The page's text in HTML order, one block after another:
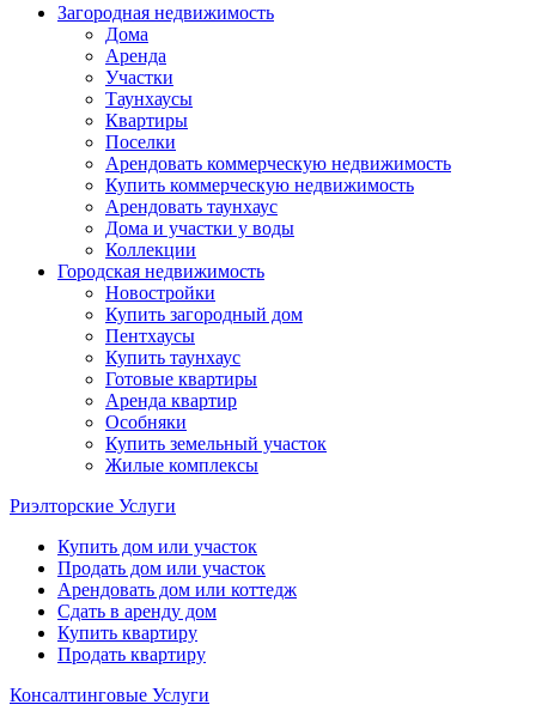
Загородная недвижимость
Дома
Аренда
Участки
Таунхаусы
Квартиры
Поселки
Арендовать коммерческую недвижимость
Купить коммерческую недвижимость
Арендовать таунхаус
Дома и участки у воды
Коллекции
Городская недвижимость
Новостройки
Купить загородный дом
Пентхаусы
Купить таунхаус
Готовые квартиры
Аренда квартир
Особняки
Купить земельный участок
Жилые комплексы
Риэлторские Услуги
Купить дом или участок
Продать дом или участок
Арендовать дом или коттедж
Сдать в аренду дом
Купить квартиру
Продать квартиру
Консалтинговые Услуги